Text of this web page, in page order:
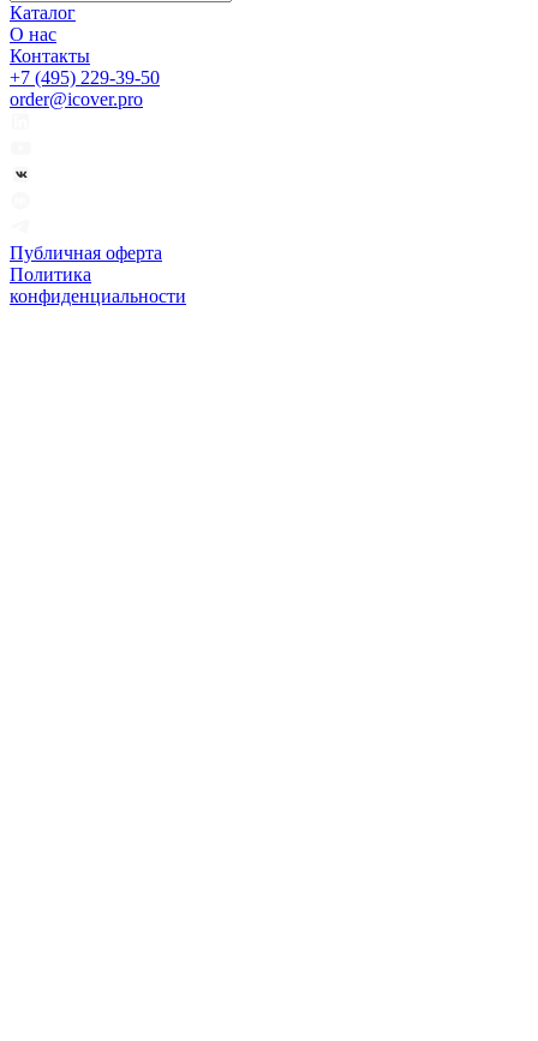
Каталог
О нас
Контакты
+7 (495) 229-39-50
order@icover.pro
Публичная оферта
Политика
конфиденциальности